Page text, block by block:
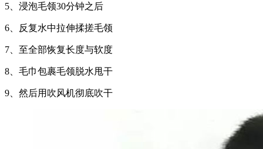
5、浸泡毛领30分钟之后
6、反复水中拉伸揉搓毛领
7、至全部恢复长度与软度
8、毛巾包裹毛领脱水甩干
9、然后用吹风机彻底吹干